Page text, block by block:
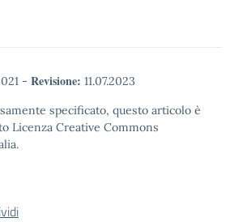
- Revisione: 11.07.2023
specificato, questo articolo è
Licenza Creative Commons